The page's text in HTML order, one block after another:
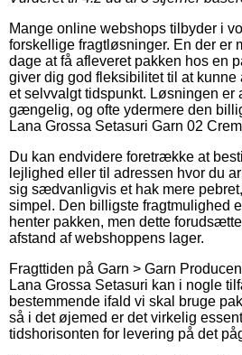
Mange online webshops tilbyder i
forskellige fragtløsninger. En der er
dage at få afleveret pakken hos en
giver dig god fleksibilitet til at
et selvvalgt tidspunkt. Løsningen er
gængelig, og ofte ydermere den
Lana Grossa Setasuri Garn 02
Du kan endvidere foretrække at
lejlighed eller til adressen hvor du
sig sædvanligvis et hak mere
simpel. Den billigste fragtmulighed
henter pakken, men dette
afstand af webshoppens lager.
Fragttiden på Garn > Garn
Lana Grossa Setasuri kan i nogle
bestemmende ifald vi skal bruge
så i det øjemed er det virkelig
tidshorisonten for levering på det